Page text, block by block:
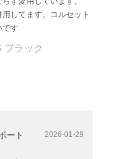
してます。コルセット
です
ブラック
ート 2026-01-29